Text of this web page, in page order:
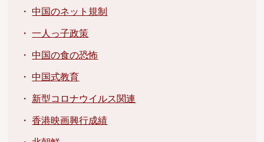
・中国のネット規制
・一人っ子政策
・中国の食の恐怖
・中国式教育
・ 新型コロナウイルス関連
・香港映画興行成績